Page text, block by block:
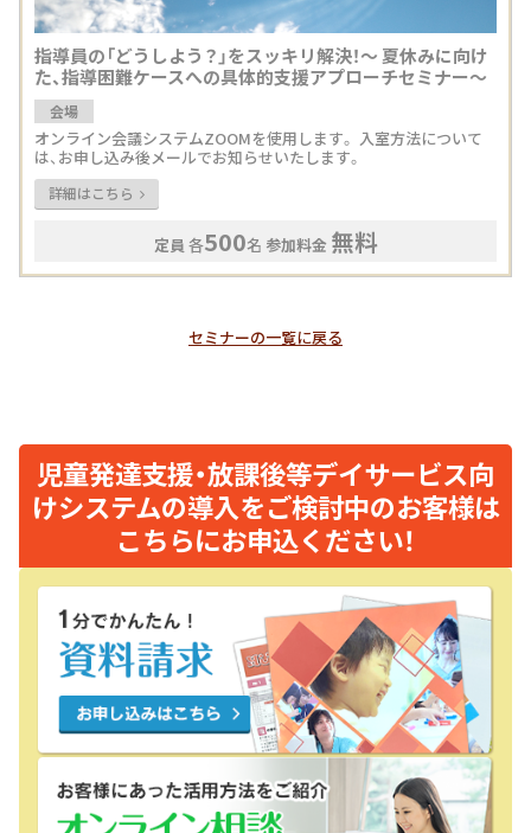
指導員の「どうしよう？」をスッキリ解決！〜 夏休みに向け
た、指導困難ケースへの具体的支援アプローチセミナー〜
会場
オンライン会議システムZOOMを使用します。 入室方法について
は、お申し込み後メールでお知らせいたします。
詳細はこちら
定員 各500名 参加料金 無料
セミナーの一覧に戻る
児童発達支援・放課後等デイサービス向
けシステムの導入をご検討中のお客様は
こちらにお申込ください！